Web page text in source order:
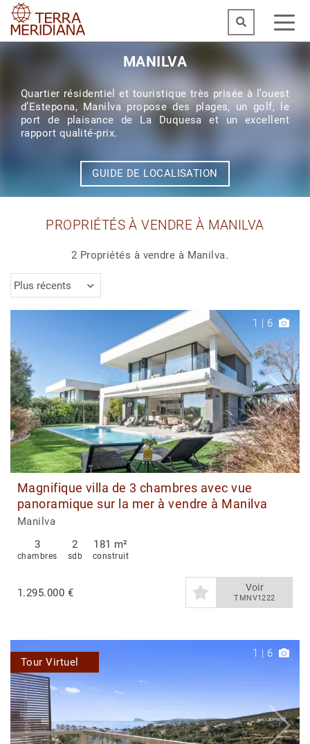
MANILVA
Quartier résidentiel et touristique très prisée à l’ouest
d’Estepona, Manilva propose des plages, un golf, le
port de plaisance de La Duquesa et un excellent
rapport qualité-prix.
GUIDE DE LOCALISATION
PROPRIÉTÉS À VENDRE À MANILVA
2 Propriétés à vendre à Manilva.
Plus récents
1 | 6
Magnifique villa de 3 chambres avec vue
panoramique sur la mer à vendre à Manilva
Manilva
3
chambres
2
sdb
181 m²
construit
1.295.000 € Voir
TMNV1222
1 6
Tour Virtuel